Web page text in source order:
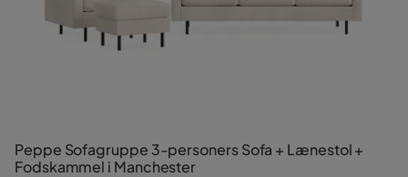
Peppe Sofagruppe 3-personers Sofa + Lænestol +
Fodskammel i Manchester